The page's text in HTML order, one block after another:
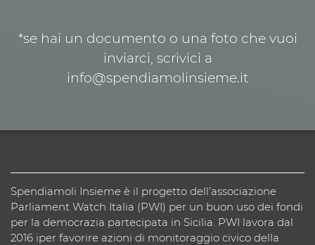
*se hai un documento o una foto che vuoi
inviarci, scrivici a
info@spendiamolinsieme.it
Spendiamoli Insieme è il progetto dell’associazione
Parliament Watch Italia (PWI) per un buon uso dei fondi
per la democrazia partecipata in Sicilia. PWI lavora dal
2016 iper favorire azioni di monitoraggio civico della